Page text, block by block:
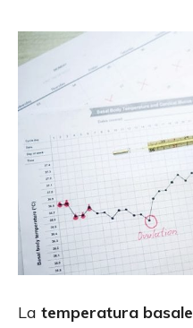
La temperatura basale